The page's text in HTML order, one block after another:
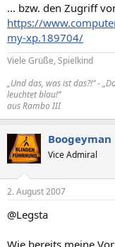
... bzw. den Zugriff
https://
my-xp.189704/
Viele Grüße, Spielkind
„Und das, was ist das?!“ -
leuchtet blau!“
aus Rambo III
Boogeyman
Vice Admiral
2. August 2007
@Legsta
Wie bereits meine